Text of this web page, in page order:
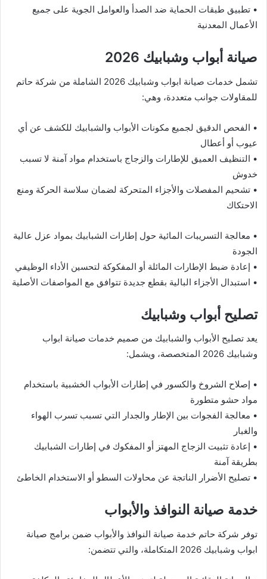
• تطبيق طبقات الحماية ضد الصدأ والعوامل الجوية على جميع
الأعمال المعدنية
صيانة أبواب وشبابيك 2026
تشمل خدمات صيانة ابواب وشبابيك 2026 الشاملة من شركة حاتم
للمقاولات جوانب متعددة، وهي:
• الفحص الدقيق لجميع مكونات الأبواب والشبابيك للكشف عن أي
عيوب أو أعطال
• التنظيف العميق للإطارات والزجاج باستخدام مواد آمنة لا تسبب
خدوش
• تشحيم المفصلات والأجزاء المتحركة لضمان سلاسة الحركة ومنع
الاحتكاك
• معالجة التسريبات المائية حول إطارات الشبابيك بمواد عزل عالية
الجودة
• إعادة ضبط الإطارات المائلة أو المفكوكة لتحسين الأداء الوظيفي
• استبدال الأجزاء البالية بقطع جديدة تتوافق مع المواصفات الأصلية
تصليح أبواب وشبابيك
يعد تصليح الأبواب والشبابيك من صميم خدمات صيانة ابواب
وشبابيك 2026 المتخصصة، ويشمل:
• إصلاح الشروخ والكسور في إطارات الأبواب الخشبية باستخدام
مواد حشو متطورة
• معالجة الفجوات بين الإطار والجدار التي تسبب تسرب الهواء
والغبار
• إعادة تثبيت الزجاج المهتز أو المفكوك في إطارات الشبابيك
بطريقة آمنة
• تصليح الأضرار الناتجة عن محاولات السطو أو الاستخدام الخاطئ
خدمة صيانة النوافذ والأبواب
توفر شركة حاتم خدمة صيانة النوافذ والأبواب ضمن برامج صيانة
ابواب وشبابيك 2026 المتكاملة، والتي تتضمن: